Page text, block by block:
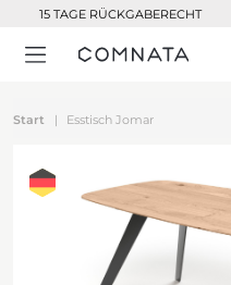
15 TAGE RÜCKGABERECHT
Start Esstisch Jomar